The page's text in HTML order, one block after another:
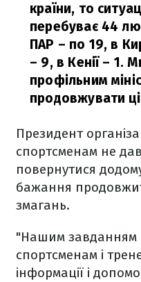
країни, то
перебуває 44
ПАР – по 19, в
– 9, в Кенії – 1.
профільним
продовжувати
Президент
спортсменам не
повернутися
бажання
змагань.
"Нашим завданням
спортсменам і
інформації і